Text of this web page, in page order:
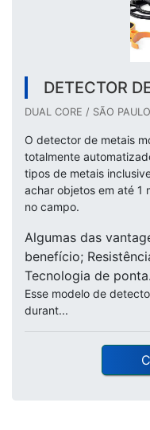
DETECTOR
DUAL CORE / SÃO
O detector de metais
totalmente
tipos de metais
achar objetos em até 1
no campo.
Algumas das
benefício;
Tecnologia de ponta.
Esse modelo de
durant...